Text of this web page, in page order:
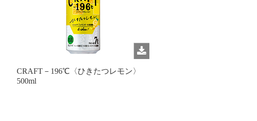
CRAFT－196℃〈ひきたつレモン〉
500ml